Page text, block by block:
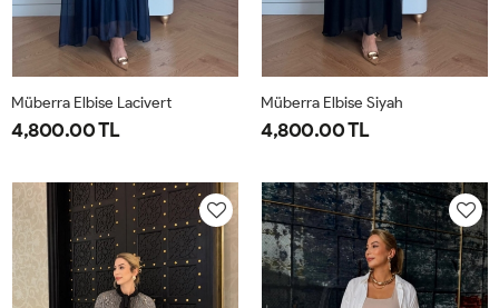
40-
42-
44
46-
48-
50
Müberra Elbise Lacivert
4,800.00 TL
40-
42-
44
46-
48-
50
Müberra Elbise Siyah
4,800.00 TL